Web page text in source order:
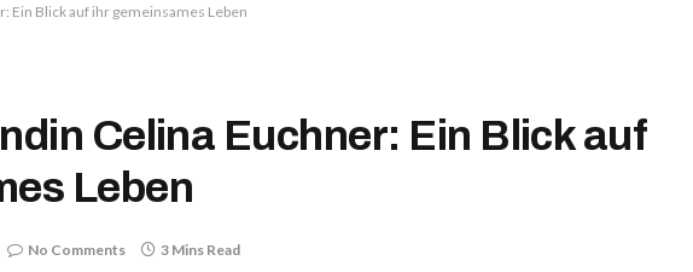
Ein Blick auf ihr gemeinsames Leben
Celina Euchner: Ein Blick auf
Leben
No Comments 3 Mins Read